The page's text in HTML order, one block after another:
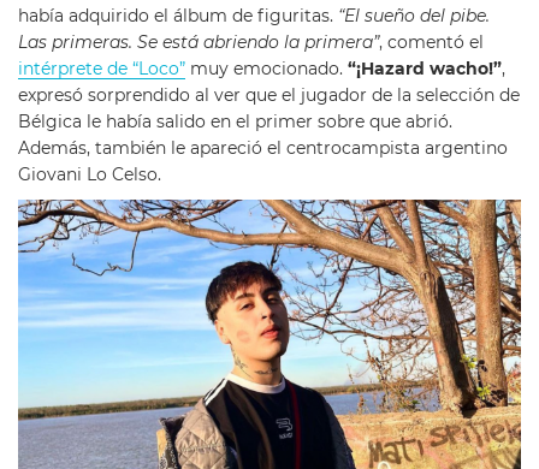
había adquirido el álbum de figuritas. “El sueño del pibe.
Las primeras. Se está abriendo la primera”, comentó el
intérprete de “Loco” muy emocionado. “¡Hazard wacho!”,
expresó sorprendido al ver que el jugador de la selección de
Bélgica le había salido en el primer sobre que abrió.
Además, también le apareció el centrocampista argentino
Giovani Lo Celso.